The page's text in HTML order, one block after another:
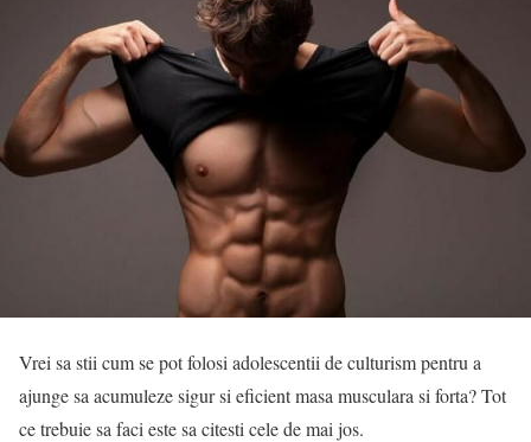
Vrei sa stii cum se pot folosi adolescentii de culturism pentru a
ajunge sa acumuleze sigur si eficient masa musculara si forta? Tot
ce trebuie sa faci este sa citesti cele de mai jos.